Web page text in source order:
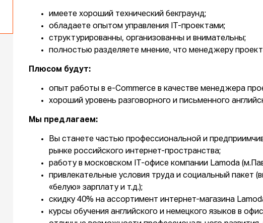
имеете хороший технический бекграунд;
обладаете опытом управления IT-проектами;
cтруктурированны, организованны и внимательны;
полностью разделяете мнение, что менеджеру
Плюсом будут:
опыт работы в e-Commerce в качестве менеджера
хороший уровень разговорного и письменного
Мы предлагаем:
Вы станете частью профессиональной и
рынке российского интернет-пространства;
работу в московском IT-офисе компании Lamoda
привлекательные условия труда и социальный пакет
«белую» зарплату и т.д.);
скидку 40% на ассортимент интернет-магазина
курсы обучения английского и немецкого языков в